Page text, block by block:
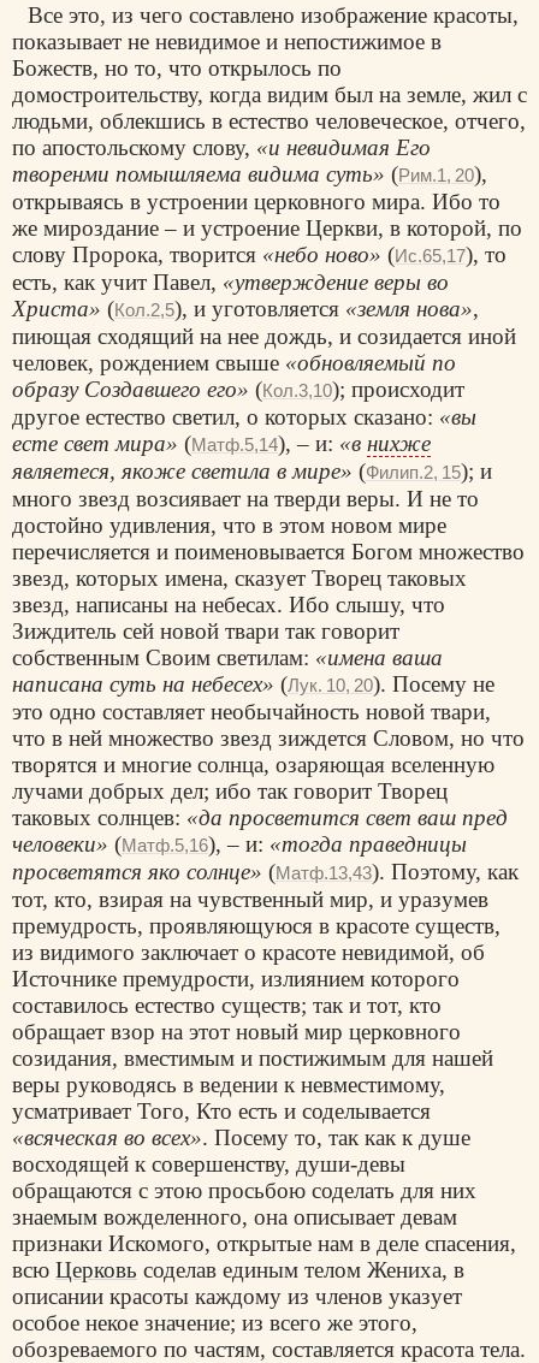
Все это, из чего составлено изображение красоты,
показывает не невидимое и непостижимое в
Божеств, но то, что открылось по
домостроительству, когда видим был на земле, жил с
людьми, облекшись в естество человеческое, отчего,
по апостольскому слову, «и невидимая Его
творенми помышляема видима суть» (Рим.1, 20),
открываясь в устроении церковного мира. Ибо то
же мироздание – и устроение Церкви, в которой, по
слову Пророка, творится «небо ново» (Ис.65,17), то
есть, как учит Павел, «утверждение веры во
Христа» (Кол.2,5), и уготовляется «земля нова»,
пиющая сходящий на нее дождь, и созидается иной
человек, рождением свыше «обновляемый по
образу Создавшего его» (Кол.3,10); происходит
другое естество светил, о которых сказано: «вы
есте свет миpa» (Матф.5,14), – и: «в нихже
являетеся, якоже светила в мире» (Филип.2, 15); и
много звезд возсиявает на тверди веры. И не то
достойно удивления, что в этом новом мире
перечисляется и поименовывается Богом множество
звезд, которых имена, сказует Творец таковых
звезд, написаны на небесах. Ибо слышу, что
Зиждитель сей новой твари так говорит
собственным Своим светилам: «имена ваша
написана суть на небесех» (Лук. 10, 20). Посему не
это одно составляет необычайность новой твари,
что в ней множество звезд зиждется Словом, но что
творятся и многие солнца, озаряющая вселенную
лучами добрых дел; ибо так говорит Творец
таковых солнцев: «да просветится свет ваш пред
человеки» (Матф.5,16), – и: «тогда праведницы
просветятся яко солнце» (Матф.13,43). Поэтому, как
тот, кто, взирая на чувственный мир, и уразумев
премудрость, проявляющуюся в красоте существ,
из видимого заключает о красоте невидимой, об
Источнике премудрости, излиянием которого
составилось естество существ; так и тот, кто
обращает взор на этот новый мир церковного
созидания, вместимым и постижимым для нашей
веры руководясь в ведении к невместимому,
усматривает Того, Кто есть и соделывается
«всяческая во всех». Посему то, так как к душе
восходящей к совершенству, души-девы
обращаются с этою просьбою соделать для них
знаемым вожделенного, она описывает девам
признаки Искомого, открытые нам в деле спасения,
всю Церковь соделав единым телом Жениха, в
описании красоты каждому из членов указует
особое некое значение; из всего же этого,
обозреваемого по частям, составляется красота тела.